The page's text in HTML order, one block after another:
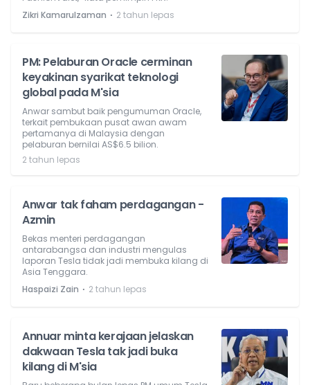
Zikri Kamarulzaman ⋅ 2 tahun lepas
PM: Pelaburan Oracle cerminan
keyakinan syarikat teknologi
global pada M'sia
Anwar sambut baik pengumuman Oracle,
terkait pembukaan pusat awan awam
pertamanya di Malaysia dengan
pelaburan bernilai AS$6.5 bilion.
2 tahun lepas
Anwar tak faham perdagangan -
Azmin
Bekas menteri perdagangan
antarabangsa dan industri mengulas
laporan Tesla tidak jadi membuka kilang di
Asia Tenggara.
Haspaizi Zain ⋅ 2 tahun lepas
Annuar minta kerajaan jelaskan
dakwaan Tesla tak jadi buka
kilang di M'sia